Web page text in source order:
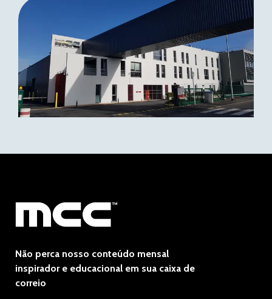
Não perca nosso conteúdo mensal
inspirador e educacional em sua caixa de
correio